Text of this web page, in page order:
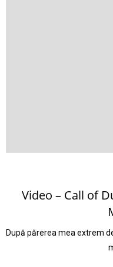
Video – Call of
După părerea mea extrem